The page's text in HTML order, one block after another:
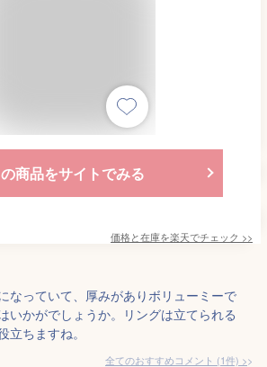
商品をサイトでみる
価格と在庫を楽天でチェック >>
なっていて、厚みがありボリューミーで
いかがでしょうか。リングは立てられる
立ちますね。
全てのおすすめコメント (1件) >